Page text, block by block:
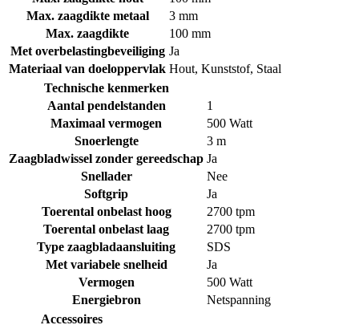
Max. zaagdikte metaal
3 mm
Max. zaagdikte
100 mm
Met overbelastingbeveiliging Ja
Materiaal van doeloppervlak Hout, Kunststof, Staal
Technische kenmerken
Aantal pendelstanden
1
Maximaal vermogen
500 Watt
Snoerlengte
3 m
Zaagbladwissel zonder gereedschap Ja
Snellader
Nee
Softgrip
Ja
Toerental onbelast hoog
2700 tpm
Toerental onbelast laag
2700 tpm
Type zaagbladaansluiting
SDS
Met variabele snelheid
Ja
Vermogen
500 Watt
Energiebron
Netspanning
Accessoires